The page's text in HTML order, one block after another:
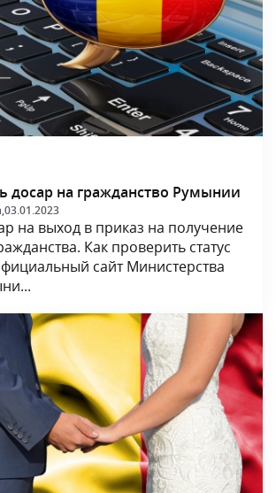
досар на гражданство Румынии
03.01.2023
на выход в приказ на получение
Как проверить статус
сайт Министерства